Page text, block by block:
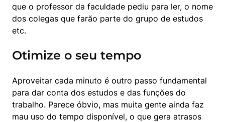
que o professor da faculdade pediu para ler, o nome
dos colegas que farão parte do grupo de estudos
etc.
Otimize o seu tempo
Aproveitar cada minuto é outro passo fundamental
para dar conta dos estudos e das funções do
trabalho. Parece óbvio, mas muita gente ainda faz
mau uso do tempo disponível, o que gera atrasos